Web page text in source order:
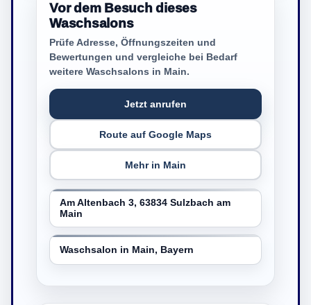
Vor dem Besuch dieses
Waschsalons
Prüfe Adresse, Öffnungszeiten und
Bewertungen und vergleiche bei Bedarf
weitere Waschsalons in Main.
Jetzt anrufen
Route auf Google Maps
Mehr in Main
Am Altenbach 3, 63834 Sulzbach am
Main
Waschsalon in Main, Bayern